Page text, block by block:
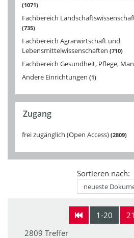
1071
Fachbereich
735
Fachbereich Agrarwirtschaft und
Lebensmittelwissenschaften 710
Fachbereich Gesundheit, Pflege,
Andere Einrichtungen 1
Zugang
frei zugänglich (Open Access) 2809
Sortieren nach:
1-20
2809 Treffer